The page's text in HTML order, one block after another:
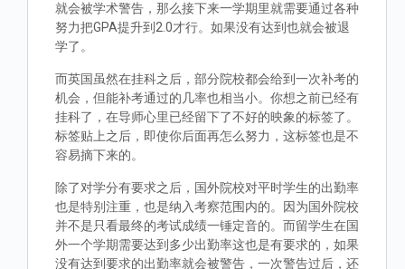
就会被学术警告，那么接下来一学期里就需要通过各种
努力把GPA提升到2.0才行。如果没有达到也就会被退
学了。
而英国虽然在挂科之后，部分院校都会给到一次补考的
机会，但能补考通过的几率也相当小。你想之前已经有
挂科了，在导师心里已经留下了不好的映象的标签了。
标签贴上之后，即使你后面再怎么努力，这标签也是不
容易摘下来的。
除了对学分有要求之后，国外院校对平时学生的出勤率
也是特别注重，也是纳入考察范围内的。因为国外院校
并不是只看最终的考试成绩一锤定音的。而留学生在国
外一个学期需要达到多少出勤率这也是有要求的，如果
没有达到要求的出勤率就会被警告，一次警告过后，还